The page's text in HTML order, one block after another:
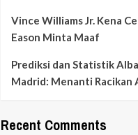
Vince Williams Jr. Kena
Eason Minta Maaf
Prediksi dan Statistik
Madrid: Menanti Racikan
Recent Comments